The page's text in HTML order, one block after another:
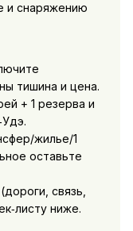
и снаряжению
тишина и цена.
+ 1 резерва и
жилье/1
оставьте
связь,
ниже.